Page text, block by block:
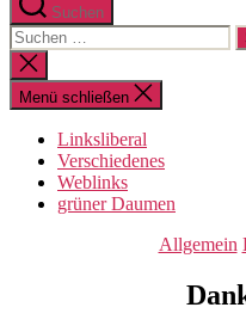
Suchen
Suche
nach:
Suche
schließen
Menü schließen
Linksliberal
Verschiedenes
Weblinks
grüner Daumen
Allgemein